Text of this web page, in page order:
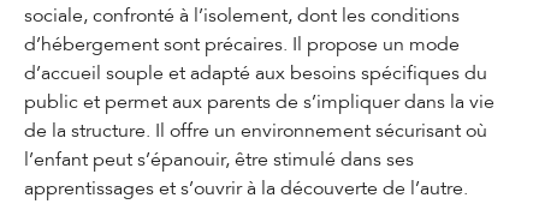
sociale, confronté à l’isolement, dont les conditions
d’hébergement sont précaires. Il propose un mode
d’accueil souple et adapté aux besoins spécifiques du
public et permet aux parents de s’impliquer dans la vie
de la structure. Il offre un environnement sécurisant où
l’enfant peut s’épanouir, être stimulé dans ses
apprentissages et s’ouvrir à la découverte de l’autre.